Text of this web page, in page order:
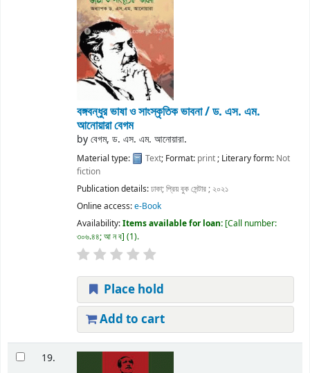
বঙ্গবন্ধুর ভাষা ও সাংস্কৃতিক ভাবনা / ড. এস. এম.
আনোয়ারা বেগম
byবেগম, ড. এস. এম. আনোয়ারা.
Material type: Text; Format: print; Literary form: Not
fiction
Publication details:ঢাকা;প্রিয় বুক সেন্টার ; ২০২১
Online access:e-Book
Availability:Items available for loan: Call number:
৩০৬.৪৪; আ ন ব (1).
Place hold
Add to cart
19.